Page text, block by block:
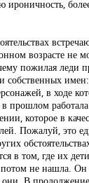
ироничность,
возрасте не
пожилая леди
собственных
в ходе
прошлом
которое в
Пожалуй, это
в том, где их
потом не нашла.